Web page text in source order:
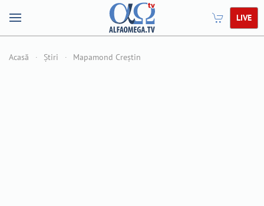
LIVE
Acasă Știri Mapamond Creștin